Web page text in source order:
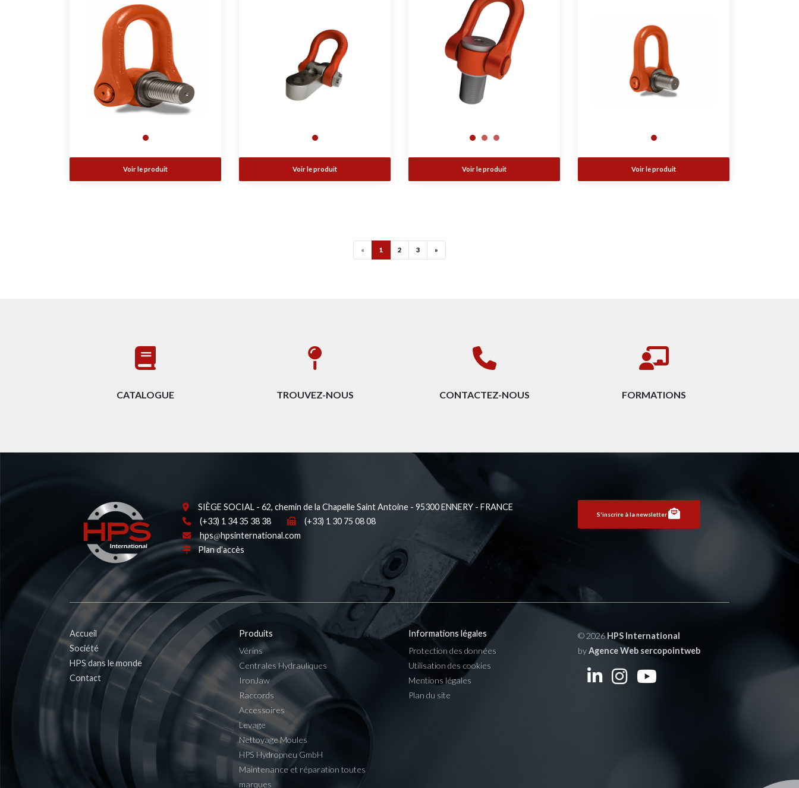
Voir le produit Voir le produit Voir le produit Voir le produit
« 1 2 3 »
CATALOGUE TROUVEZ-NOUS CONTACTEZ-NOUS FORMATIONS
SIÈGE SOCIAL - 62, chemin de la Chapelle Saint Antoine - 95300 ENNERY - FRANCE
(+33) 1 34 35 38 38
(+33) 1 30 75 08 08
hps
hpsinternational.com
Plan d'accès
S'inscrire à la newsletter
Accueil
Société
HPS dans le monde
Contact
Produits
Vérins
Centrales Hydrauliques
IronJaw
Raccords
Accessoires
Levage
Nettoyage Moules
HPS Hydropneu GmbH
Maintenance et réparation toutes
marques
Informations légales
Protection des données
Utilisation des cookies
Mentions légales
Plan du site
© 2026HPS International
byAgence Web sercopointweb